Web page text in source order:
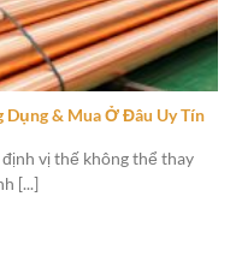
Dụng & Mua Ở Đâu Uy Tín
vị thế không thể thay
[...]